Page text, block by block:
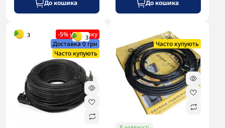
До кошика До кошика
3
-5% у кошику
Доставка 0 грн
Часто купують
3
-5% в корзині
Часто купують